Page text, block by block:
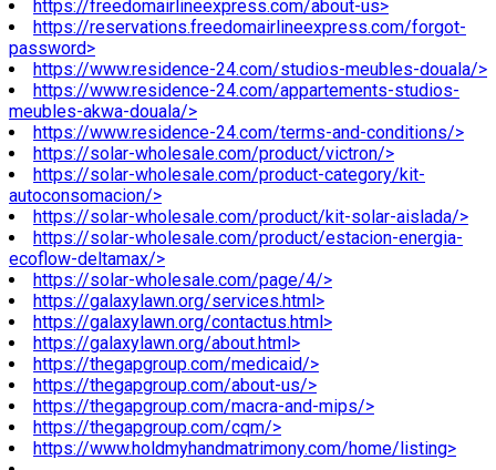
https://freedomairlineexpress.com/about-us>
https://reservations.freedomairlineexpress.com/forgot-
password>
https://www.residence-24.com/studios-meubles-douala/>
https://www.residence-24.com/appartements-studios-
meubles-akwa-douala/>
https://www.residence-24.com/terms-and-conditions/>
https://solar-wholesale.com/product/victron/>
https://solar-wholesale.com/product-category/kit-
autoconsomacion/>
https://solar-wholesale.com/product/kit-solar-aislada/>
https://solar-wholesale.com/product/estacion-energia-
ecoflow-deltamax/>
https://solar-wholesale.com/page/4/>
https://galaxylawn.org/services.html>
https://galaxylawn.org/contactus.html>
https://galaxylawn.org/about.html>
https://thegapgroup.com/medicaid/>
https://thegapgroup.com/about-us/>
https://thegapgroup.com/macra-and-mips/>
https://thegapgroup.com/cqm/>
https://www.holdmyhandmatrimony.com/home/listing>